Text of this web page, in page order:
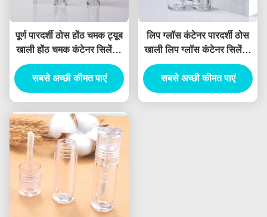
पूर्ण पारदर्शी ठोस होंठ चमक ट्यूब
खाली होंठ चमक कंटेनर सिलेंडर
खाली होंठ चमक ट्यूब
सबसे अच्छी कीमत पाएं
लिप ग्लॉस कंटेनर पारदर्शी ठोस
खाली लिप ग्लॉस कंटेनर सिलेंडर
लिप ग्लॉस ट्यूब थोक
सबसे अच्छी कीमत पाएं